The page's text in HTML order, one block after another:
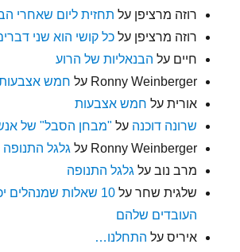
רוזה מרציפן על תחזית ליום שאחרי
רוזה מרציפן עלכל קושי הוא שני
חיים על הבנאליות של הרוע
Ronny Weinberger על חמש
אורית על חמש אצבעות
שרונה דוכנה על "מבחן הסבל" של
Ronny Weinberger על גלגל התנופה
מרב נוב על גלגל התנופה
שלגית שחר על
10 שאלות שמנהלים
העובדים שלהם
איריס על התחלנו…